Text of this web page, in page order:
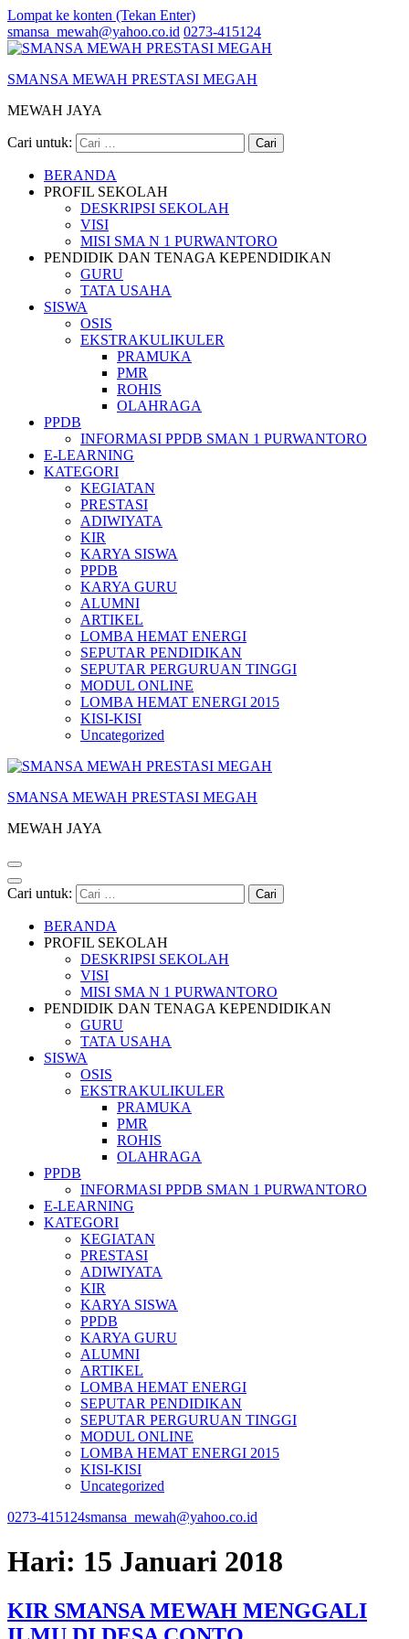
Lompat ke konten (Tekan Enter)
smansa_mewah@yahoo.co.id 0273-415124
SMANSA MEWAH PRESTASI MEGAH
MEWAH JAYA
Cari untuk:
BERANDA
PROFIL SEKOLAH
DESKRIPSI SEKOLAH
VISI
MISI SMA N 1 PURWANTORO
PENDIDIK DAN TENAGA KEPENDIDIKAN
GURU
TATA USAHA
SISWA
OSIS
EKSTRAKULIKULER
PRAMUKA
PMR
ROHIS
OLAHRAGA
PPDB
INFORMASI PPDB SMAN 1 PURWANTORO
E-LEARNING
KATEGORI
KEGIATAN
PRESTASI
ADIWIYATA
KIR
KARYA SISWA
PPDB
KARYA GURU
ALUMNI
ARTIKEL
LOMBA HEMAT ENERGI
SEPUTAR PENDIDIKAN
SEPUTAR PERGURUAN TINGGI
MODUL ONLINE
LOMBA HEMAT ENERGI 2015
KISI-KISI
Uncategorized
SMANSA MEWAH PRESTASI MEGAH
MEWAH JAYA
Cari untuk:
BERANDA
PROFIL SEKOLAH
DESKRIPSI SEKOLAH
VISI
MISI SMA N 1 PURWANTORO
PENDIDIK DAN TENAGA KEPENDIDIKAN
GURU
TATA USAHA
SISWA
OSIS
EKSTRAKULIKULER
PRAMUKA
PMR
ROHIS
OLAHRAGA
PPDB
INFORMASI PPDB SMAN 1 PURWANTORO
E-LEARNING
KATEGORI
KEGIATAN
PRESTASI
ADIWIYATA
KIR
KARYA SISWA
PPDB
KARYA GURU
ALUMNI
ARTIKEL
LOMBA HEMAT ENERGI
SEPUTAR PENDIDIKAN
SEPUTAR PERGURUAN TINGGI
MODUL ONLINE
LOMBA HEMAT ENERGI 2015
KISI-KISI
Uncategorized
0273-415124smansa_mewah@yahoo.co.id
Hari: 15 Januari 2018
KIR SMANSA MEWAH MENGGALI